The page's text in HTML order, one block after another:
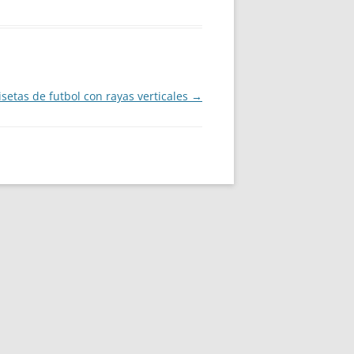
de futbol con rayas verticales →